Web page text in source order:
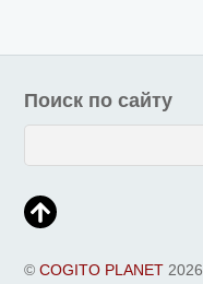
Поиск по сайту
©COGITO PLANET 2026